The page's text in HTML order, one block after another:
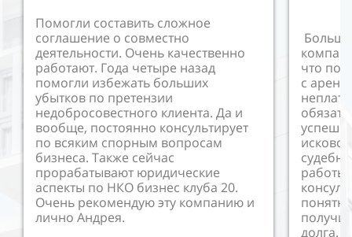
Помогли составить сложное
соглашение о совместно
деятельности. Очень качественно
работают. Года четыре назад
помогли избежать больших
убытков по претензии
недобросовестного клиента. Да и
вообще, постоянно консультирует
по всяким спорным вопросам
бизнеса. Также сейчас
прорабатывают юридические
аспекты по НКО бизнес клуба 20.
Очень рекомендую эту компанию и
лично Андрея.
что
с
работы
долга.